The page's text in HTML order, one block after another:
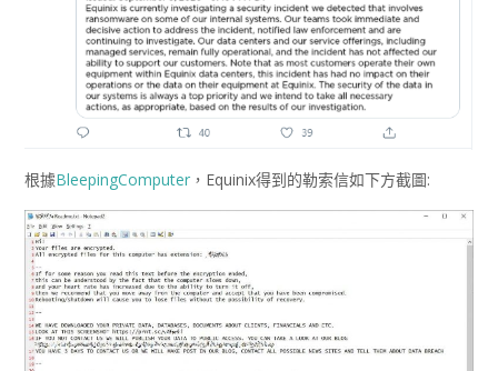
根據BleepingComputer ，Equinix得到的勒索信如下方截圖: